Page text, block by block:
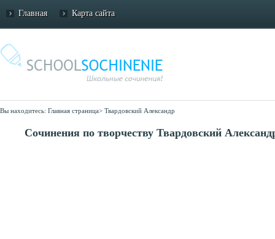
Главная Карта сайта
Вы находитесь: Главная страница> Твардовский Александр
Сочинения по творчеству Твардовский